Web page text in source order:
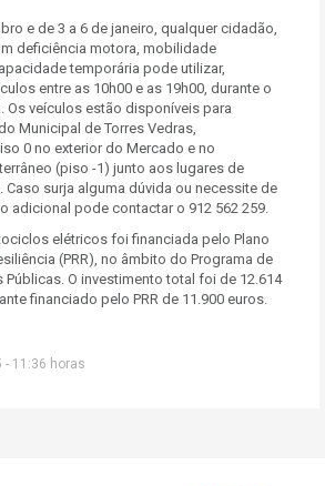
e de 3 a 6 de janeiro, qualquer cidadão,
deficiência motora, mobilidade
temporária pode utilizar,
entre as 10h00 e as 19h00, durante o
Os veículos estão disponíveis para
Municipal de Torres Vedras,
0 no exterior do Mercado e no
(piso -1) junto aos lugares de
surja alguma dúvida ou necessite de
adicional pode contactar o 912 562 259.
elétricos foi financiada pelo Plano
(PRR), no âmbito do Programa de
Públicas. O investimento total foi de 12.614
financiado pelo PRR de 11.900 euros.
- 11:36 horas